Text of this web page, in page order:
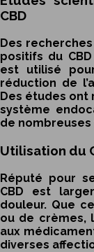
CBD
Des
positifs du
est utilisé
réduction de
Des études
système
de
Utilisation du
Réputé pour
CBD est
douleur. Que
ou de crèmes,
aux
diverses